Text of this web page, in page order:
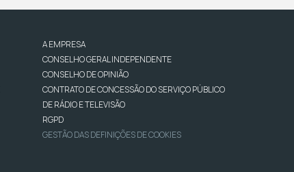
A EMPRESA
CONSELHO GERAL INDEPENDENTE
CONSELHO DE OPINIÃO
CONTRATO DE CONCESSÃO DO SERVIÇO PÚBLICO
DE RÁDIO E TELEVISÃO
RGPD
GESTÃO DAS DEFINIÇÕES DE COOKIES